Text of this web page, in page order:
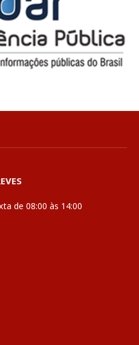
de 08:00 às 14:00